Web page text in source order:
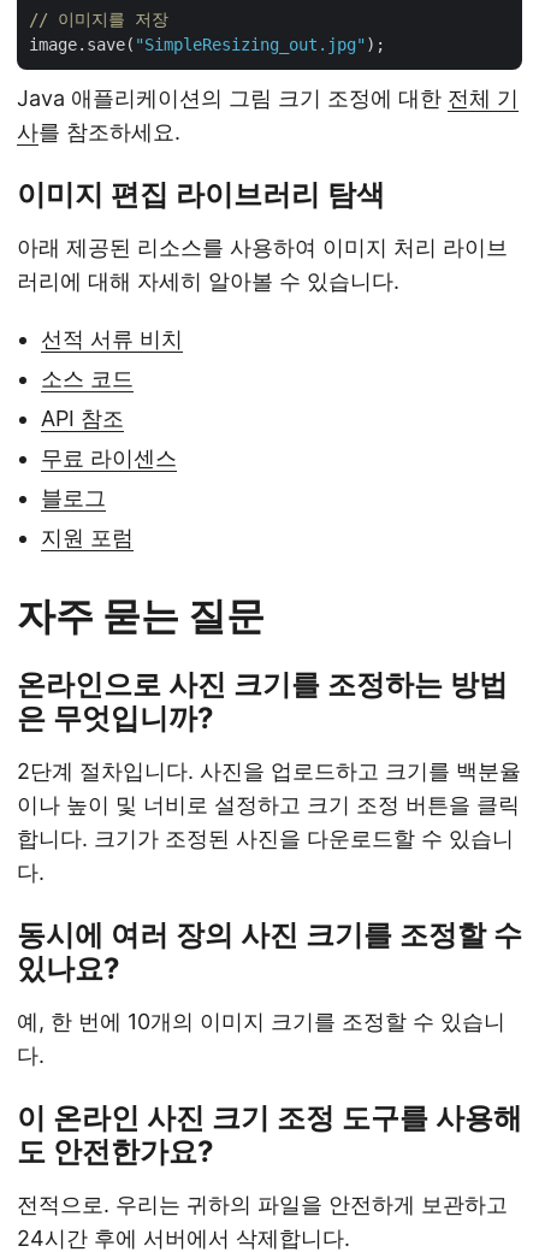
// 이미지를 저장
image.save( "SimpleResizing_out.jpg"
Java 애플리케이션의 그림 크기 조정에 대한 전체 기
사를 참조하세요.
이미지 편집 라이브러리 탐색
아래 제공된 리소스를 사용하여 이미지 처리 라이브
러리에 대해 자세히 알아볼 수 있습니다.
선적 서류 비치
소스 코드
API 참조
무료 라이센스
블로그
지원 포럼
자주 묻는 질문
온라인으로 사진 크기를 조정하는 방법
은 무엇입니까?
2단계 절차입니다. 사진을 업로드하고 크기를 백분율
이나 높이 및 너비로 설정하고 크기 조정 버튼을 클릭
합니다. 크기가 조정된 사진을 다운로드할 수 있습니
다.
동시에 여러 장의 사진 크기를 조정할 수
있나요?
예, 한 번에 10개의 이미지 크기를 조정할 수 있습니
다.
이 온라인 사진 크기 조정 도구를 사용해
도 안전한가요?
전적으로. 우리는 귀하의 파일을 안전하게 보관하고
24시간 후에 서버에서 삭제합니다.